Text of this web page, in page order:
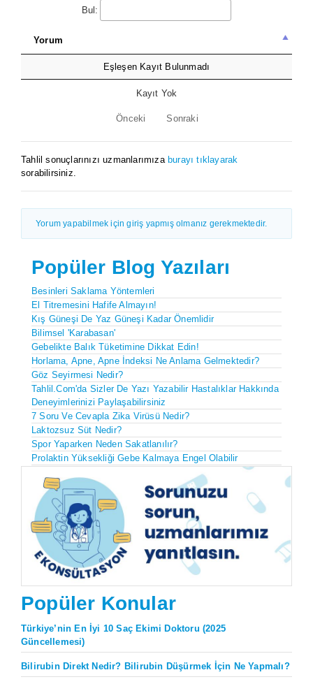
Bul:
Yorum
Eşleşen Kayıt Bulunmadı
Kayıt Yok
Önceki Sonraki
Tahlil sonuçlarınızı uzmanlarımıza burayı tıklayarak
sorabilirsiniz.
Yorum yapabilmek için giriş yapmış olmanız gerekmektedir.
Popüler Blog Yazıları
Besinleri Saklama Yöntemleri
El Titremesini Hafife Almayın!
Kış Güneşi De Yaz Güneşi Kadar Önemlidir
Bilimsel 'Karabasan'
Gebelikte Balık Tüketimine Dikkat Edin!
Horlama, Apne, Apne İndeksi Ne Anlama Gelmektedir?
Göz Seyirmesi Nedir?
Tahlil.com'da Sizler De Yazı Yazabilir Hastalıklar Hakkında
Deneyimlerinizi Paylaşabilirsiniz
7 Soru Ve Cevapla Zika Virüsü Nedir?
Laktozsuz Süt Nedir?
Spor Yaparken Neden Sakatlanılır?
Prolaktin Yüksekliği Gebe Kalmaya Engel Olabilir
Popüler Konular
Türkiye’nin En İyi 10 Saç Ekimi Doktoru (2025
Güncellemesi)
Bilirubin Direkt Nedir? Bilirubin Düşürmek İçin Ne Yapmalı?